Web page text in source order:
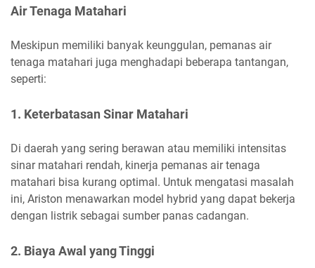
Air Tenaga Matahari
Meskipun memiliki banyak keunggulan, pemanas air
tenaga matahari juga menghadapi beberapa tantangan,
seperti:
1. Keterbatasan Sinar Matahari
Di daerah yang sering berawan atau memiliki intensitas
sinar matahari rendah, kinerja pemanas air tenaga
matahari bisa kurang optimal. Untuk mengatasi masalah
ini, Ariston menawarkan model hybrid yang dapat bekerja
dengan listrik sebagai sumber panas cadangan.
2. Biaya Awal yang Tinggi